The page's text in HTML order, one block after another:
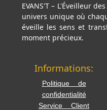
EVANS'T – L'Éveilleur
univers unique où
éveille les sens et
moment précieux.
Informations:
Politique de
confidentialité
Service Client